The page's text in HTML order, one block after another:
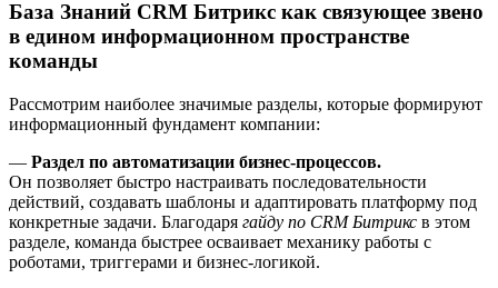
База Знаний CRM Битрикс как связующее звено
в едином информационном пространстве
команды
Рассмотрим наиболее значимые разделы, которые формируют
информационный фундамент компании:
— Раздел по автоматизации бизнес-процессов.
Он позволяет быстро настраивать последовательности
действий, создавать шаблоны и адаптировать платформу под
конкретные задачи. Благодаря гайду по CRM Битрикс в этом
разделе, команда быстрее осваивает механику работы с
роботами, триггерами и бизнес-логикой.